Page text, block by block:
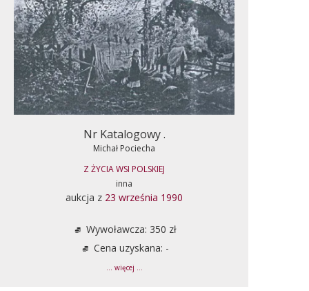
Nr Katalogowy .
Michał Pociecha
Z ŻYCIA WSI POLSKIEJ
inna
aukcja z 23 września 1990
Wywoławcza: 350 zł
Cena uzyskana: -
... więcej ...